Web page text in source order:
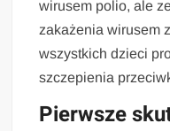
wirusem polio, ale
zakażenia wirusem
wszystkich dzieci
szczepienia
Pierwsze